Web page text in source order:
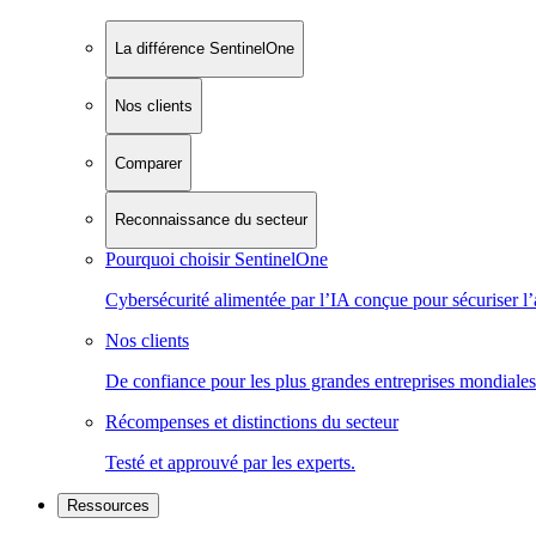
La différence SentinelOne
Nos clients
Comparer
Reconnaissance du secteur
Pourquoi choisir SentinelOne
Cybersécurité alimentée par l’IA conçue pour sécuriser
Nos clients
De confiance pour les plus grandes entreprises
Récompenses et distinctions du secteur
Testé et approuvé par les experts.
Ressources